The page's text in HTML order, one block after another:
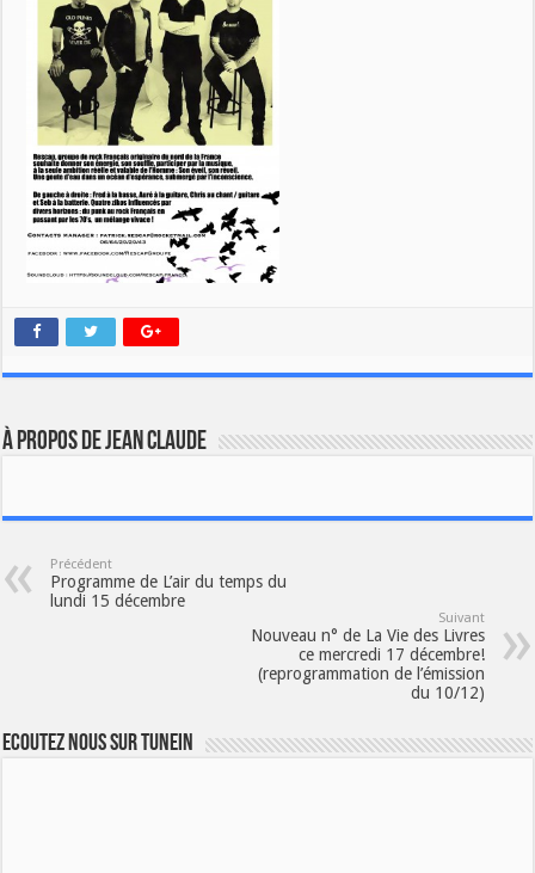
À propos de JEAN CLAUDE
Précédent
Programme de L’air du temps du
lundi 15 décembre
Suivant
Nouveau n° de La Vie des Livres
ce mercredi 17 décembre!
(reprogrammation de l’émission
du 10/12)
Ecoutez nous sur TuneIn